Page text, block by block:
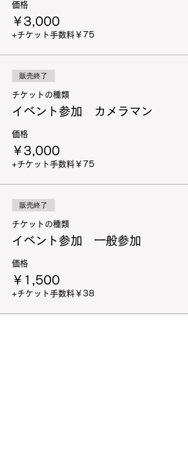
価格
￥3,000
+チケット手数料￥75
販売終了
チケットの種類
イベント参加 カメラマン
価格
￥3,000
+チケット手数料￥75
販売終了
チケットの種類
イベント参加 一般参加
価格
￥1,500
+チケット手数料￥38